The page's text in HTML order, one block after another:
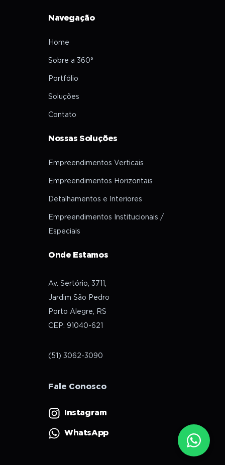
Navegação
Home
Sobre a 360°
Portfólio
Soluções
Contato
Nossas Soluções
Empreendimentos Verticais
Empreendimentos Horizontais
Detalhamentos e Interiores
Empreendimentos Institucionais /
Especiais
Onde Estamos
Av. Sertório, 3711,
Jardim São Pedro
Porto Alegre, RS
CEP: 91040-621
(51) 3062-3090
Fale Conosco
Instagram
WhatsApp